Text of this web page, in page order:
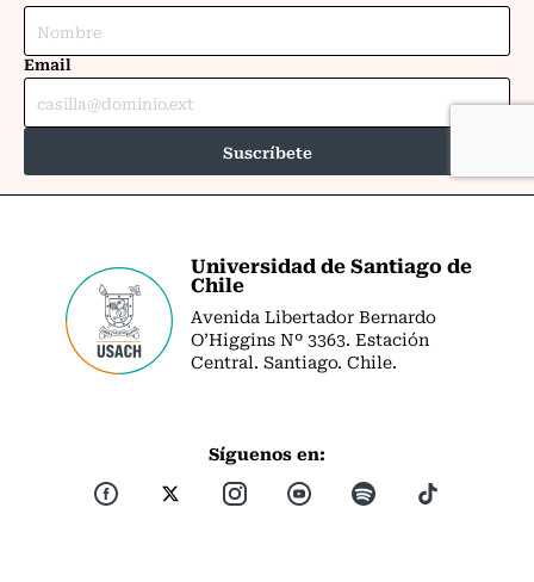
Universidad de Santiago de
Chile
Avenida Libertador Bernardo
O’Higgins Nº 3363. Estación
Central. Santiago. Chile.
Síguenos en: